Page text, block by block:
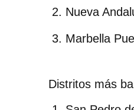
Nueva
Marbella
Distritos más